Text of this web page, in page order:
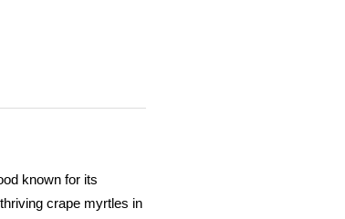
known for its
crape myrtles in